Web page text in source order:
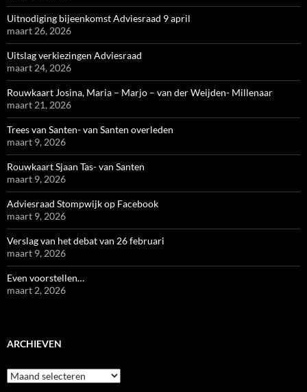
Uitnodiging bijeenkomst Adviesraad 9 april
maart 26, 2026
Uitslag verkiezingen Adviesraad
maart 24, 2026
Rouwkaart Josina, Maria – Marjo – van der Weijden- Millenaar
maart 21, 2026
Trees van Santen- van Santen overleden
maart 9, 2026
Rouwkaart Sjaan Tas- van Santen
maart 9, 2026
Adviesraad Stompwijk op Facebook
maart 9, 2026
Verslag van het debat van 26 februari
maart 9, 2026
Even voorstellen…
maart 2, 2026
ARCHIEVEN
Archieven